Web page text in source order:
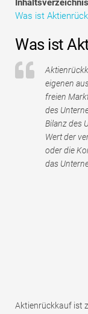
Vollständige
Inhaltsverzeichnis
Was ist
Was ist
eigenen
freien
des
Bilanz des
Wert der
oder die
das
Aktienrückkauf ist